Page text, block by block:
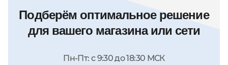
Подберём оптимальное решение
для вашего магазина или сети
Пн-Пт: с 9:30 до 18:30 МСК